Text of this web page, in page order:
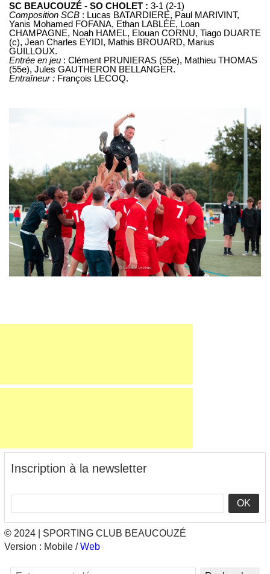
SC BEAUCOUZÉ - SO CHOLET : 3-1 (2-1)
Composition SCB : Lucas BATARDIERE, Paul MARIVINT,
Yanis Mohamed FOFANA, Ethan LABLÉE, Loan
CHAMPAGNE, Noah HAMEL, Elouan CORNU, Tiago DUARTE
(c), Jean Charles EYIDI, Mathis BROUARD, Marius
GUILLOUX.
Entrée en jeu : Clément PRUNIERAS (55e), Mathieu THOMAS
(55e), Jules GAUTHERON BELLANGER.
Entraîneur : François LECOQ.
Inscription à la newsletter
OK
© 2024 | SPORTING CLUB BEAUCOUZÉ
Version : Mobile /Web